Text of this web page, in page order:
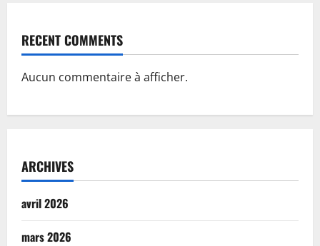
RECENT COMMENTS
Aucun commentaire à afficher.
ARCHIVES
avril 2026
mars 2026